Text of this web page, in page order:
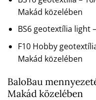
Makád közelében
BS6 geotextília light
F10 Hobby
Makád közelében
BaloBau
Makád közelében